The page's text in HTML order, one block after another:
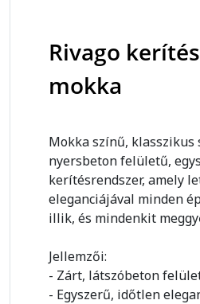
Rivago
mokka
Mokka színű, klasszikus
nyersbeton felületű,
kerítésrendszer, amely
eleganciájával minden
illik, és mindenkit
Jellemzői:
- Zárt, látszóbeton
- Egyszerű, időtlen